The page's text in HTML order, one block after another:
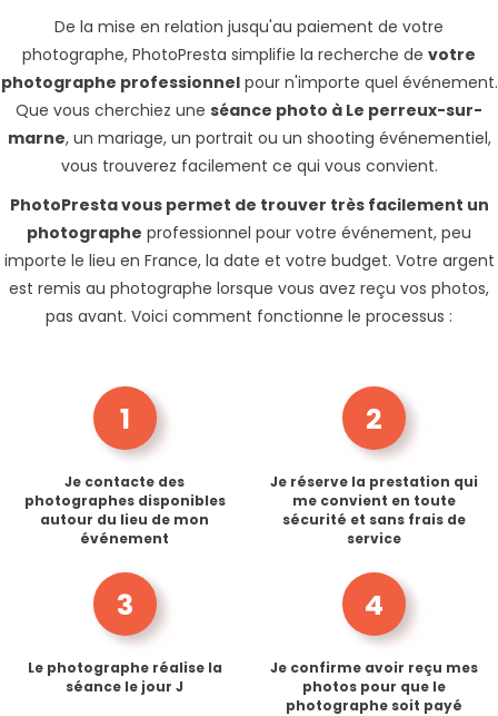
De la mise en relation jusqu'au paiement de votre
photographe, PhotoPresta simplifie la recherche de votre
photographe professionnelpour n'importe quel événement.
Que vous cherchiez une séance photo à Le perreux-sur-
marne, un mariage, un portrait ou un shooting événementiel,
vous trouverez facilement ce qui vous convient.
PhotoPresta vous permet de trouver très facilement un
photographe professionnel pour votre événement, peu
importe le lieu en France, la date et votre budget. Votre argent
est remis au photographe lorsque vous avez reçu vos photos,
pas avant. Voici comment fonctionne le processus :
1
Je contacte des
photographes disponibles
autour du lieu de mon
événement
2
Je réserve la prestation qui
me convient en toute
sécurité et sans frais de
service
3
Le photographe réalise la
séance le jour J
4
Je confirme avoir reçu mes
photos pour que le
photographe soit payé